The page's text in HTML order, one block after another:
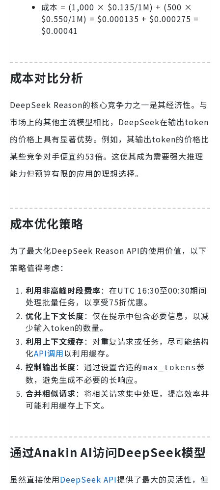
成本 = (1,000 × $0.135/1M) + (500 ×
$0.550/1M) = $0.000135 + $0.000275 =
$0.00041
成本对比分析
DeepSeek Reason的核心竞争力之一是其经济性。与
市场上的其他主流模型相比，DeepSeek在输出token
的价格上具有显著优势。例如，其输出token的价格比
某些竞争对手便宜约53倍。这使其成为需要强大推理
能力但预算有限的应用的理想选择。
成本优化策略
为了最大化DeepSeek Reason API的使用价值，以下
策略值得考虑：
利用非高峰时段费率：在UTC 16:30至00:30期间
处理批量任务，以享受75折优惠。
优化上下文长度：仅在提示中包含必要信息，以减
少输入token的数量。
利用上下文缓存：对重复请求或任务，尽可能结构
化API调用以利用缓存。
控制输出长度：通过设置合适的max_tokens参
数，避免生成不必要的长响应。
合并相似请求：将相关请求集中处理，提高效率并
可能利用缓存上下文。
通过Anakin AI访问DeepSeek模型
虽然直接使用DeepSeek API提供了最大的灵活性，但